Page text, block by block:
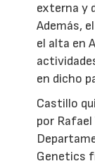
externa y
Además,
el alta en
en dicho
Castillo
por Rafael
Genetics